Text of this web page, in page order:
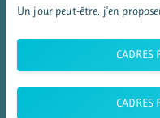
Un jour peut-être, j’en
CADRES
CADRES